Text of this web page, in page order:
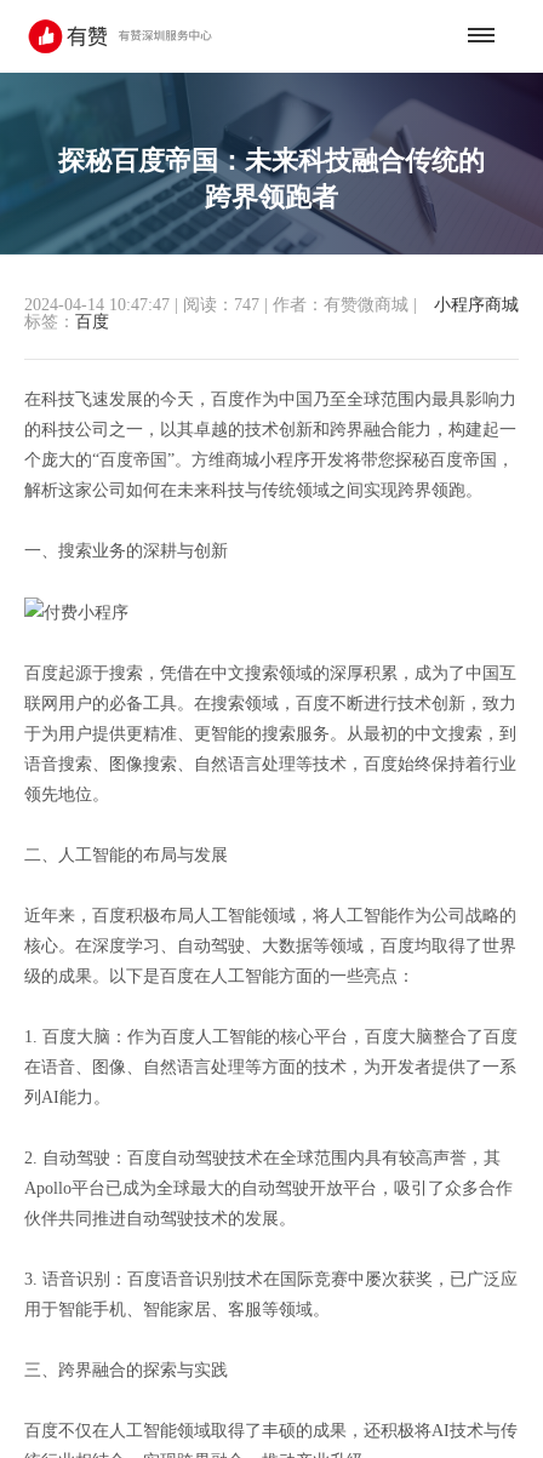
探秘百度帝国：未来科技融合传统的
跨界领跑者
小程序商城
2024-04-14 10:47:47 阅读：747 作者：有赞微商城
标签： 百度
在科技飞速发展的今天，百度作为中国乃至全球范围内最具影响力
的科技公司之一，以其卓越的技术创新和跨界融合能力，构建起一
个庞大的“百度帝国”。方维商城小程序开发将带您探秘百度帝国，
解析这家公司如何在未来科技与传统领域之间实现跨界领跑。
一、搜索业务的深耕与创新
百度起源于搜索，凭借在中文搜索领域的深厚积累，成为了中国互
联网用户的必备工具。在搜索领域，百度不断进行技术创新，致力
于为用户提供更精准、更智能的搜索服务。从最初的中文搜索，到
语音搜索、图像搜索、自然语言处理等技术，百度始终保持着行业
领先地位。
二、人工智能的布局与发展
近年来，百度积极布局人工智能领域，将人工智能作为公司战略的
核心。在深度学习、自动驾驶、大数据等领域，百度均取得了世界
级的成果。以下是百度在人工智能方面的一些亮点：
1. 百度大脑：作为百度人工智能的核心平台，百度大脑整合了百度
在语音、图像、自然语言处理等方面的技术，为开发者提供了一系
列AI能力。
2. 自动驾驶：百度自动驾驶技术在全球范围内具有较高声誉，其
Apollo平台已成为全球最大的自动驾驶开放平台，吸引了众多合作
伙伴共同推进自动驾驶技术的发展。
3. 语音识别：百度语音识别技术在国际竞赛中屡次获奖，已广泛应
用于智能手机、智能家居、客服等领域。
三、跨界融合的探索与实践
百度不仅在人工智能领域取得了丰硕的成果，还积极将AI技术与传